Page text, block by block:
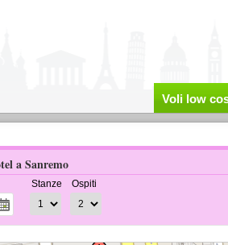
Voli low
a Sanremo
Stanze Ospiti